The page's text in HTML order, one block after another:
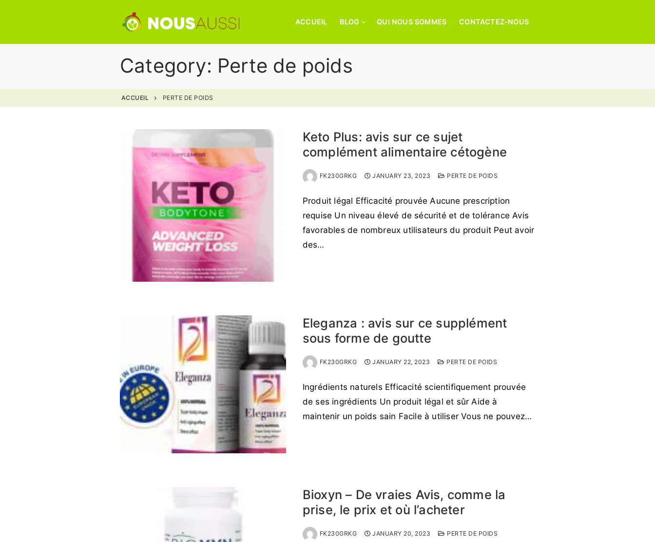
ACCUEIL BLOG QUI NOUS SOMMES CONTACTEZ-NOUS
Category: Perte de poids
ACCUEIL PERTE DE POIDS
Keto Plus: avis sur ce sujet
complément alimentaire cétogène
FK230GRKG JANUARY 23, 2023 PERTE DE POIDS
Produit légal Efficacité prouvée Aucune prescription
requise Un niveau élevé de sécurité et de tolérance Avis
favorables de nombreux utilisateurs du produit Peut avoir
des…
Eleganza : avis sur ce supplément
sous forme de goutte
FK230GRKG JANUARY 22, 2023 PERTE DE POIDS
Ingrédients naturels Efficacité scientifiquement prouvée
de ses ingrédients Un produit légal et sûr Aide à
maintenir un poids sain Facile à utiliser Vous ne pouvez…
Bioxyn – De vraies Avis, comme la
prise, le prix et où l’acheter
FK230GRKG JANUARY 20, 2023 PERTE DE POIDS